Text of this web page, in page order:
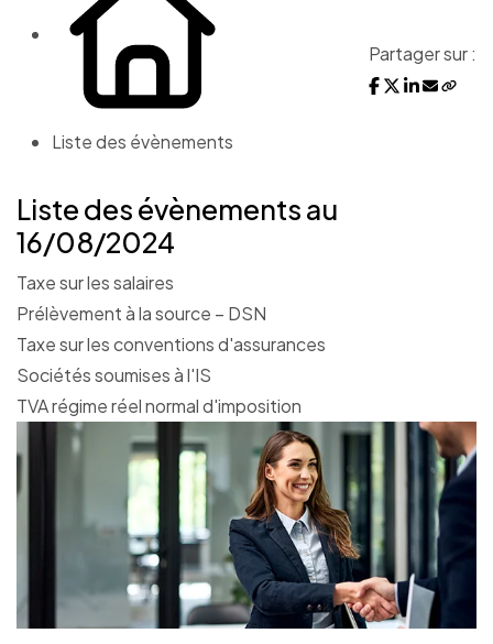
Liste des évènements
Partager sur :
Liste des évènements au
16/08/2024
Taxe sur les salaires
Prélèvement à la source – DSN
Taxe sur les conventions d'assurances
Sociétés soumises à l'IS
TVA régime réel normal d'imposition